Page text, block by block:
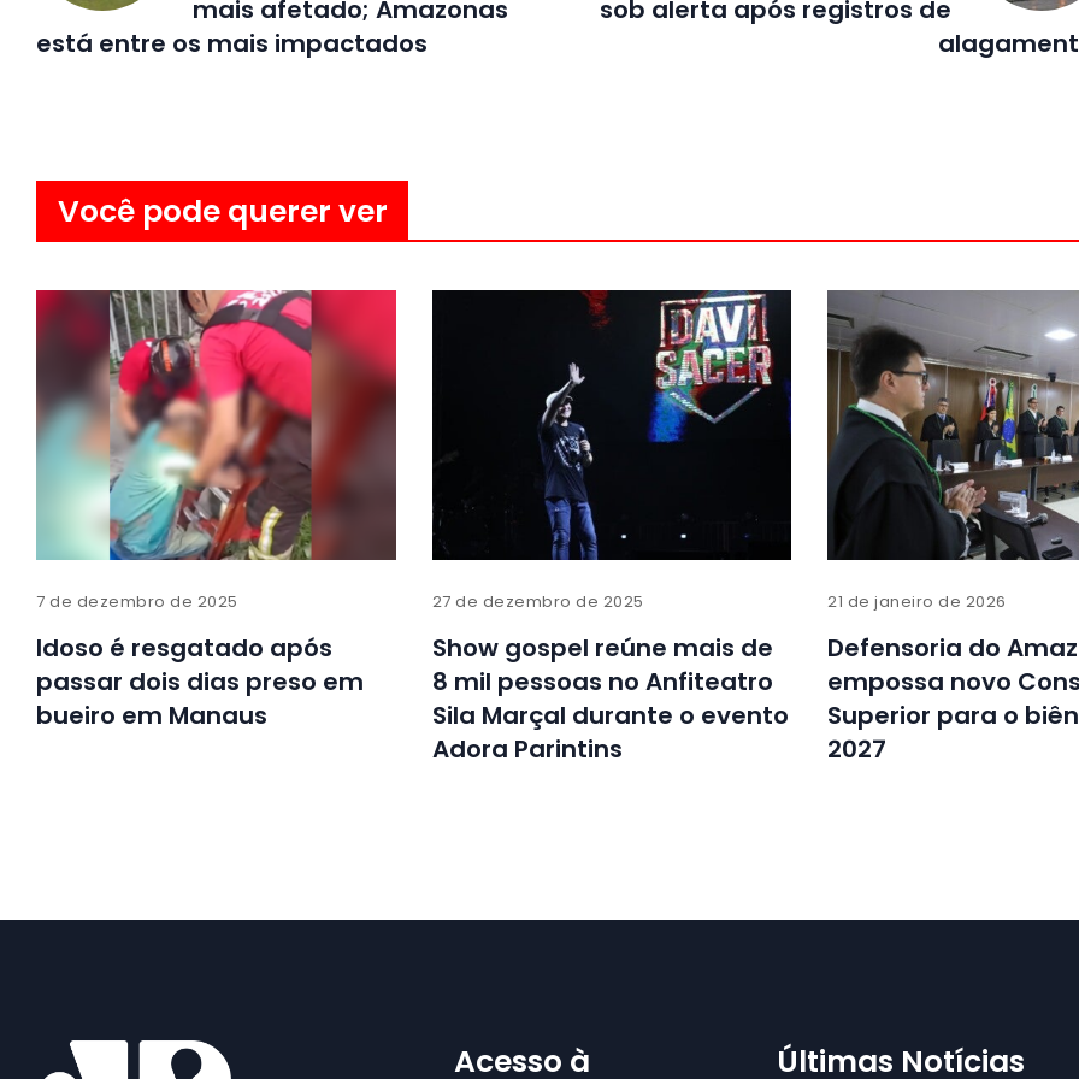
mais afetado; Amazonas
está entre os mais impactados
sob alerta após registros de
Você pode querer ver
7 de dezembro de 2025
Idoso é resgatado após
passar dois dias preso em
bueiro em Manaus
27 de dezembro de 2025
Show gospel reúne mais de
8 mil pessoas no Anfiteatro
Sila Marçal durante o evento
Adora Parintins
21 de janeiro de 2026
Defensoria do
empossa novo
Superior para o
2027
Acesso à Últimas Notícias